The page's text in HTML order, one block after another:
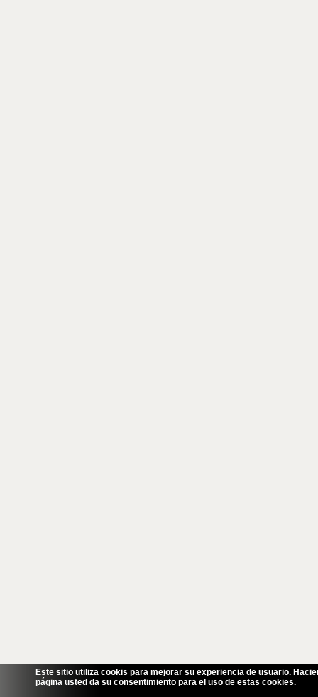
Este sitio utiliza cookis para mejorar su experiencia de usuario.
página usted da su consentimiento para el uso de estas cookies.